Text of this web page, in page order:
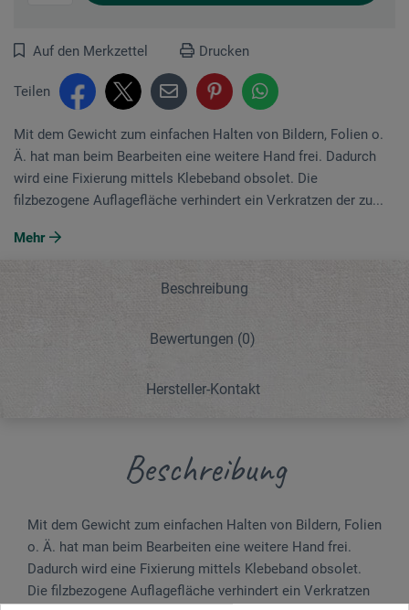
Auf den Merkzettel Drucken
Teilen
Mit dem Gewicht zum einfachen Halten von Bildern, Folien o.
Ä. hat man beim Bearbeiten eine weitere Hand frei. Dadurch
wird eine Fixierung mittels Klebeband obsolet. Die
filzbezogene Auflagefläche verhindert ein Verkratzen der zu...
Mehr
Beschreibung
Bewertungen (0)
Hersteller-Kontakt
Beschreibung
Mit dem Gewicht zum einfachen Halten von Bildern, Folien
o. Ä. hat man beim Bearbeiten eine weitere Hand frei.
Dadurch wird eine Fixierung mittels Klebeband obsolet.
Die filzbezogene Auflagefläche verhindert ein Verkratzen